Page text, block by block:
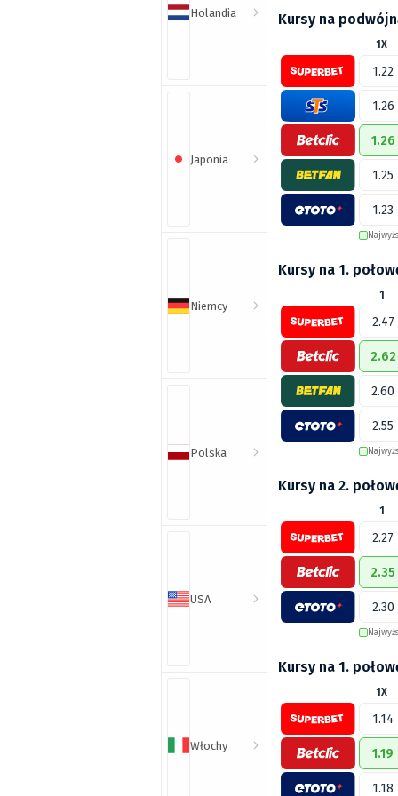
Holandia
Japonia
Niemcy
Polska
USA
Włochy
Kursy na
1X
1.22
1.26
1.26
1.25
1.23
Kursy na 1.
1
2.47
2.62
2.60
2.55
Kursy na 2.
1
2.27
2.35
2.30
Kursy na 1.
1X
1.14
1.19
1.18